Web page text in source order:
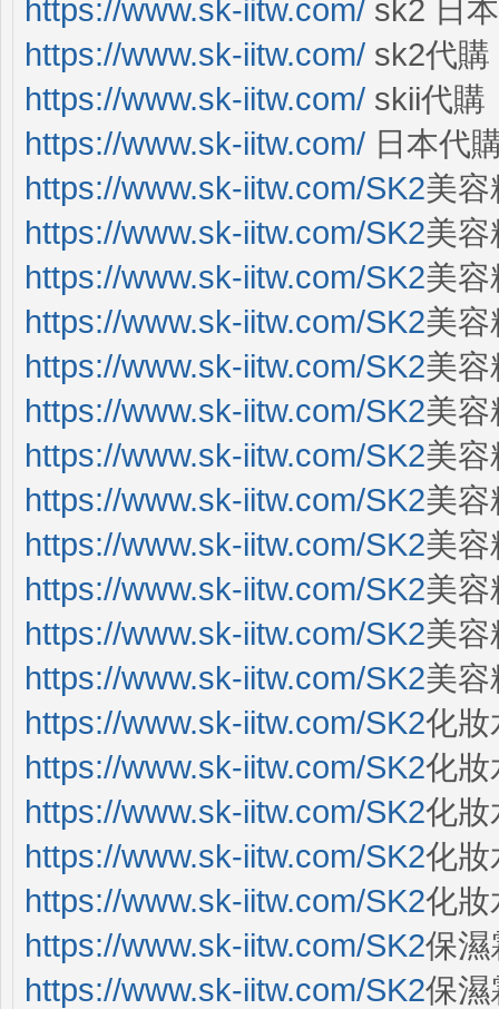
https://www.sk-iitw.com/ sk2 日本
https://www.sk-iitw.com/ sk2代購
https://www.sk-iitw.com/ skii代購
https://www.sk-iitw.com/ 日本代
https://www.sk-iitw.com/SK2美容
https://www.sk-iitw.com/SK2美容
https://www.sk-iitw.com/SK2美容
https://www.sk-iitw.com/SK2美容
https://www.sk-iitw.com/SK2美容
https://www.sk-iitw.com/SK2美容
https://www.sk-iitw.com/SK2美容
https://www.sk-iitw.com/SK2美容
https://www.sk-iitw.com/SK2美容
https://www.sk-iitw.com/SK2美容
https://www.sk-iitw.com/SK2美容
https://www.sk-iitw.com/SK2美容
https://www.sk-iitw.com/SK2化妝
https://www.sk-iitw.com/SK2化妝
https://www.sk-iitw.com/SK2化妝
https://www.sk-iitw.com/SK2化妝
https://www.sk-iitw.com/SK2化妝
https://www.sk-iitw.com/SK2保濕
https://www.sk-iitw.com/SK2保濕